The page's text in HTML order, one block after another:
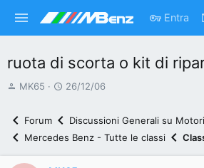
Entra
ruota di scorta o kit di
A
e
MK65
D
26/12/06
Forum
Discussioni Generali su Motori
Mercedes Benz - Tutte le classi